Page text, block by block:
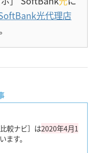
光代理店
較ナビ］は2020年4月1
ます。